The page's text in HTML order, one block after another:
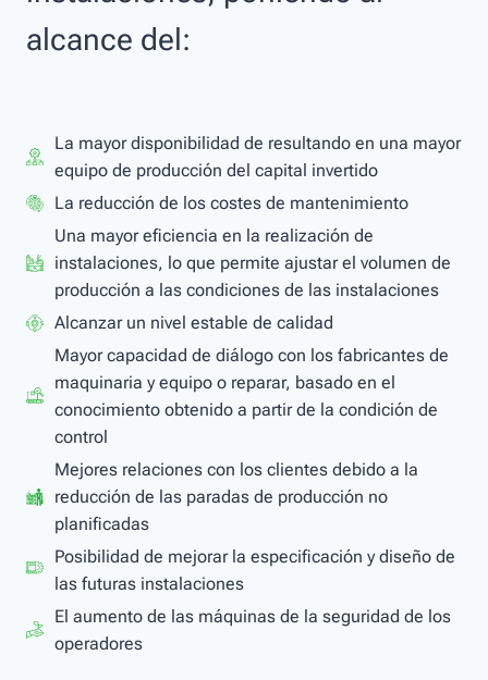
alcance del:
La mayor disponibilidad de resultando en una mayor
equipo de producción del capital invertido
La reducción de los costes de mantenimiento
Una mayor eficiencia en la realización de
instalaciones, lo que permite ajustar el volumen de
producción a las condiciones de las instalaciones
Alcanzar un nivel estable de calidad
Mayor capacidad de diálogo con los fabricantes de
maquinaria y equipo o reparar, basado en el
conocimiento obtenido a partir de la condición de
control
Mejores relaciones con los clientes debido a la
reducción de las paradas de producción no
planificadas
Posibilidad de mejorar la especificación y diseño de
las futuras instalaciones
El aumento de las máquinas de la seguridad de los
operadores